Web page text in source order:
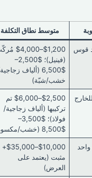
متوسط نطاق التكلفة
قوس
(فينيل)؛ $2,500–
$6,500 (ألياف
خشب/شبّة)
$2,500–$6,000 تم
تركيبها (ألياف زجاجية/
فولاذ)؛ $3,500–
$8,500 (خشب/مكسوة)
$10,000–$35,000+
مثبت (يعتمد على
العرض)